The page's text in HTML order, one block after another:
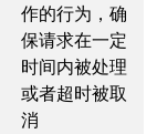
作的行为，确
保请求在一定
时间内被处理
或者超时被取
消